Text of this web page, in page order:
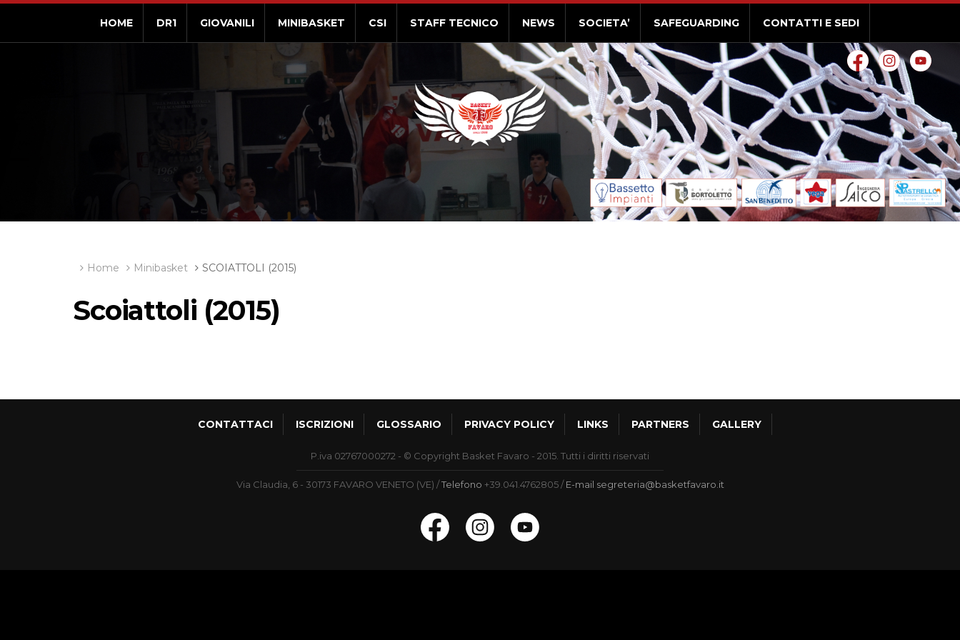
HOME DR1 GIOVANILI MINIBASKET CSI STAFF TECNICO NEWS SOCIETA’ SAFEGUARDING CONTATTI E SEDI
Home Minibasket SCOIATTOLI (2015)
Scoiattoli (2015)
CONTATTACI ISCRIZIONI GLOSSARIO PRIVACY POLICY LINKS PARTNERS GALLERY
P.iva 02767000272 - © Copyright Basket Favaro - 2015. Tutti i diritti riservati
Via Claudia, 6 - 30173 FAVARO VENETO (VE) Telefono +39.041.4762805 E-mail segreteria@basketfavaro.it